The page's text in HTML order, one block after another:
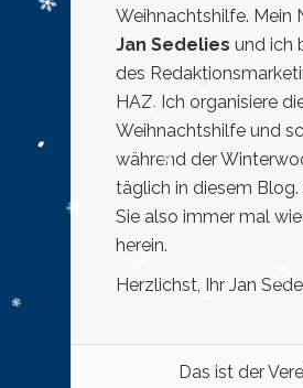
Weihnachtshilfe. Mein
Jan Sedelies und ich
des
HAZ. Ich organisiere
Weihnachtshilfe und
während der
täglich in diesem Blog.
Sie also immer mal
herein.
Herzlichst, Ihr Jan
Das ist der